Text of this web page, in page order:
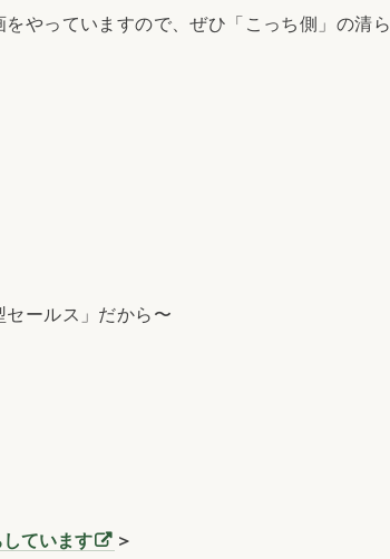
やっていますので、ぜひ「こっち側」の清ら
ールス」だから〜
ています
＞